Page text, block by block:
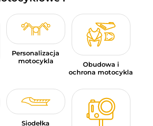
Personalizacja
motocykla
Obudowa i
ochrona motocykla
Siodełka